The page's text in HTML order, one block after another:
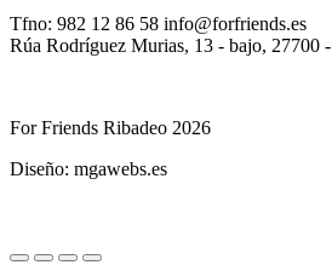
Tfno: 982 12 86 58 info@forfriends.es
Rúa Rodríguez Murias, 13 - bajo, 27700
For Friends Ribadeo 2026
Diseño: mgawebs.es